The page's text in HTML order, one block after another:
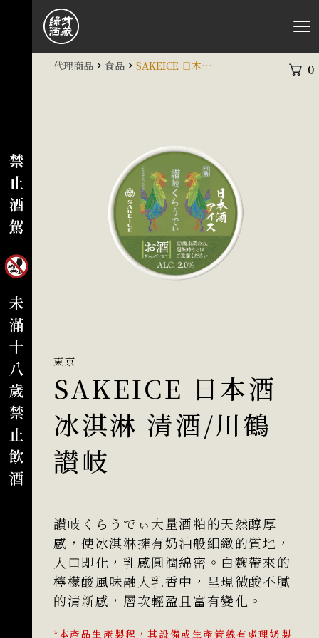
0
代理商品 食品 SAKEICE 日本酒冰淇淋 清酒/川鶴 讃岐
東京
SAKEICE 日本酒
冰淇淋 清酒/川鶴
讃岐
讃岐くらうでぃ大量酒粕的天然醇厚
感，使冰淇淋擁有奶油般細緻的質地，
入口即化，乳感圓潤綿密。白麴帶來的
檸檬酸風味融入乳香中，呈現微酸不膩
的清新感，層次輕盈且富有變化。
*本產品生產製程，其設備或生產管線有處理奶製